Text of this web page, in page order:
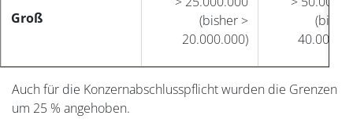
Groß
(bisher >
20.000.000)
Auch für die Konzernabschlusspflicht wurden die Grenzen
um 25 % angehoben.